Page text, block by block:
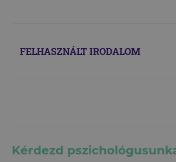
FELHASZNÁLT IRODALOM
Kérdezd